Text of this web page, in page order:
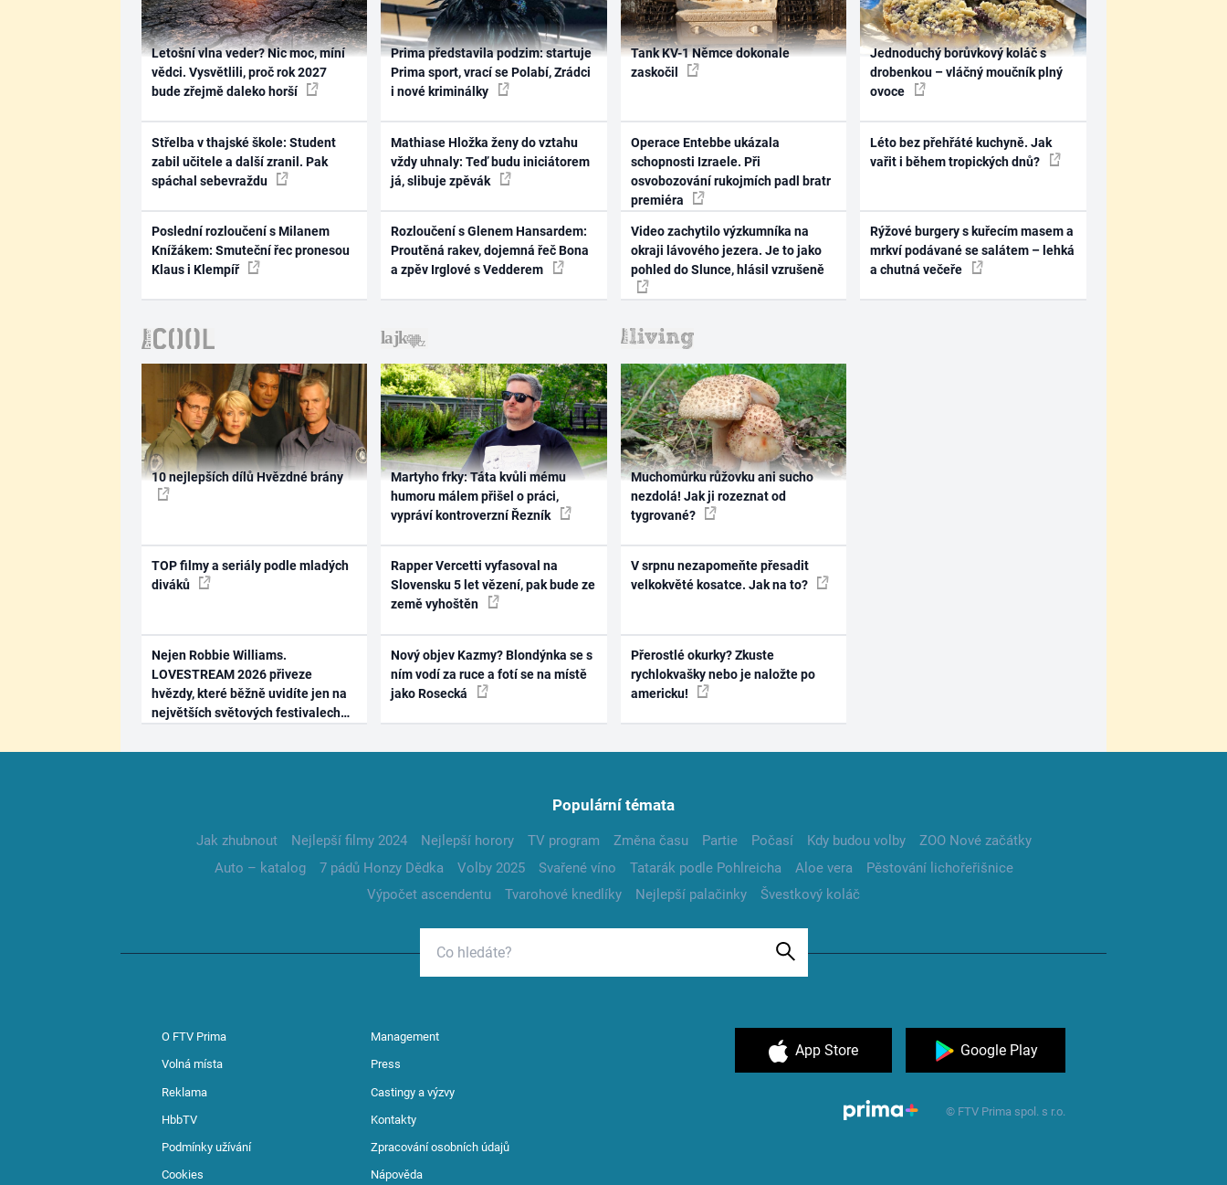
Letošní vlna veder? Nic moc, míní
vědci. Vysvětlili, proč rok 2027
bude zřejmě daleko horší
Střelba v thajské škole: Student
zabil učitele a další zranil. Pak
spáchal sebevraždu
Poslední rozloučení s Milanem
Knížákem: Smuteční řec pronesou
Klaus i Klempíř
Prima představila podzim: startuje
Prima sport, vrací se Polabí, Zrádci
i nové kriminálky
Mathiase Hložka ženy do vztahu
vždy uhnaly: Teď budu iniciátorem
já, slibuje zpěvák
Rozloučení s Glenem Hansardem:
Proutěná rakev, dojemná řeč Bona
a zpěv Irglové s Vedderem
Tank KV-1 Němce dokonale
zaskočil
Operace Entebbe ukázala
schopnosti Izraele. Při
osvobozování rukojmích padl bratr
premiéra
Video zachytilo výzkumníka na
okraji lávového jezera. Je to jako
pohled do Slunce, hlásil vzrušeně
Jednoduchý borůvkový koláč s
drobenkou – vláčný moučník plný
ovoce
Léto bez přehřáté kuchyně. Jak
vařit i během tropických dnů?
Rýžové burgery s kuřecím masem a
mrkví podávané se salátem – lehká
a chutná večeře
10 nejlepších dílů Hvězdné brány
TOP filmy a seriály podle mladých
diváků
Nejen Robbie Williams.
LOVESTREAM 2026 přiveze
hvězdy, které běžně uvidíte jen na
největších světových festivalech
Martyho frky: Táta kvůli mému
humoru málem přišel o práci,
vypráví kontroverzní Řezník
Rapper Vercetti vyfasoval na
Slovensku 5 let vězení, pak bude ze
země vyhoštěn
Nový objev Kazmy? Blondýnka se s
ním vodí za ruce a fotí se na místě
jako Rosecká
Muchomůrku růžovku ani sucho
nezdolá! Jak ji rozeznat od
tygrované?
V srpnu nezapomeňte přesadit
velkokvěté kosatce. Jak na to?
Přerostlé okurky? Zkuste
rychlokvašky nebo je naložte po
americku!
Populární témata
Jak zhubnout Nejlepší filmy 2024 Nejlepší horory TV program Změna času Partie Počasí Kdy budou volby
ZOO Nové začátky
Auto – katalog
7 pádů Honzy Dědka Volby 2025 Svařené víno Tatarák podle Pohlreicha Aloe vera
Pěstování lichořeřišnice
Výpočet ascendentu
Tvarohové knedlíky Nejlepší palačinky Švestkový koláč
O FTV Prima Management
Volná místa Press
Reklama Castingy a výzvy
HbbTV Kontakty
Podmínky užívání Zpracování osobních údajů
Cookies Nápověda
App Store Google Play
© FTV Prima spol. s r.o.